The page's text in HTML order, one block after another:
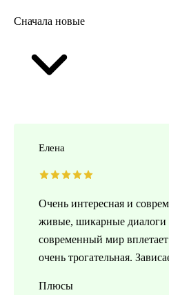
Сначала новые
Елена
Очень интересная и
живые, шикарные диалоги
современный мир
очень трогательная.
Плюсы